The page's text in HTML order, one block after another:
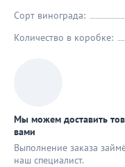
Сорт винограда:
Количество в коробке:
Мы можем доставить
вами
Выполнение заказа
наш специaлист.